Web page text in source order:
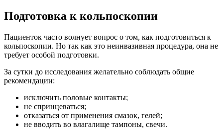
Подготовка к кольпоскопии
Пациенток часто волнует вопрос о том, как подготовиться к
кольпоскопии. Но так как это неинвазивная процедура, она не
требует особой подготовки.
За сутки до исследования желательно соблюдать общие
рекомендации:
исключить половые контакты;
не спринцеваться;
отказаться от применения смазок, гелей;
не вводить во влагалище тампоны, свечи.